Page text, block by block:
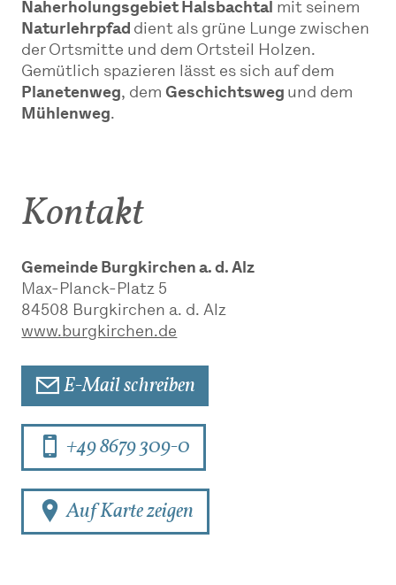
Naherholungsgebiet Halsbachtal mit seinem
Naturlehrpfad dient als grüne Lunge zwischen
der Ortsmitte und dem Ortsteil Holzen.
Gemütlich spazieren lässt es sich auf dem
Planetenweg, demGeschichtsweg und dem
Mühlenweg.
Kontakt
Gemeinde Burgkirchen a. d. Alz
Max-Planck-Platz 5
84508 Burgkirchen a. d. Alz
www.burgkirchen.de
E-Mail schreiben
+49 8679 309-0
Auf Karte zeigen